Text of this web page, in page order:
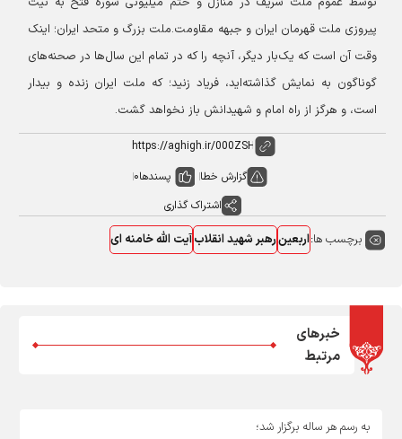
پیروزی ملت قهرمان ایران و جبهه مقاومت.ملت بزرگ و متحد ایران؛ اینک
وقت آن است که یک‌بار دیگر، آنچه را که در تمام این سال‌ها در صحنه‌های
گوناگون به نمایش گذاشته‌اید، فریاد زنید؛ که ملت ایران زنده و بیدار
است، و هرگز از راه امام و شهیدانش باز نخواهد گشت.
گزارش خطا پسندها0
اشتراک گذاری
برچسب ها:اربعینرهبر شهید انقلابآیت الله خامنه ای
خبرهای
مرتبط
به رسم هر ساله برگزار شد؛